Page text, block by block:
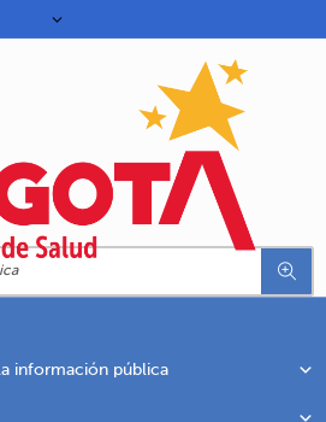
información pública